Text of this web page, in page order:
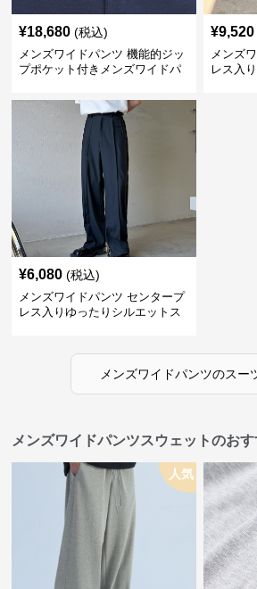
¥18,680 (税込)
メンズワイドパンツ 機能的ジッ
プポケット付きメンズワイドパ
¥9,520
メンズ
レス入
¥6,080 (税込)
メンズワイドパンツ センタープ
レス入りゆったりシルエットス
メンズワイドパンツのスー
メンズワイドパンツスウェットのお
人気